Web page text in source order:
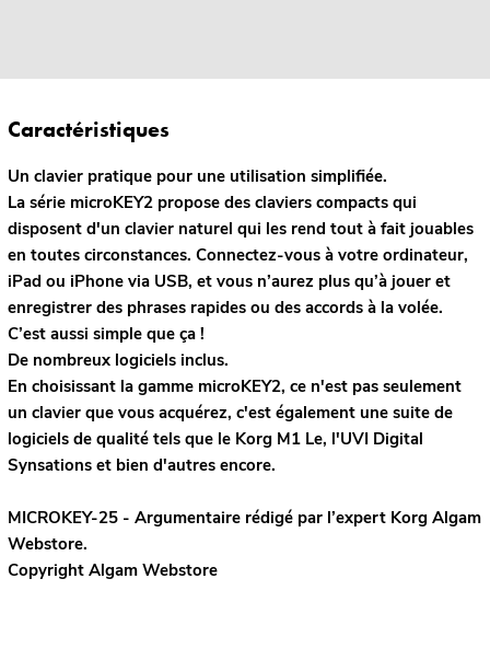
Caractéristiques
Un clavier pratique pour une utilisation simplifiée.
La série microKEY2 propose des claviers compacts qui
disposent d'un clavier naturel qui les rend tout à fait jouables
en toutes circonstances. Connectez-vous à votre ordinateur,
iPad ou iPhone via USB, et vous n’aurez plus qu’à jouer et
enregistrer des phrases rapides ou des accords à la volée.
C’est aussi simple que ça !
De nombreux logiciels inclus.
En choisissant la gamme microKEY2, ce n'est pas seulement
un clavier que vous acquérez, c'est également une suite de
logiciels de qualité tels que le Korg M1 Le, l'UVI Digital
Synsations et bien d'autres encore.
MICROKEY-25 - Argumentaire rédigé par l’expert KorgAlgam
Webstore.
Copyright Algam Webstore